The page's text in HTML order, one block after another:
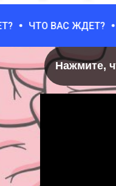
ВАС ЖДЕТ? ЧТО
Нажмите,